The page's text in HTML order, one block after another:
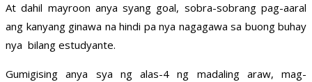
At dahil mayroon anya syang goal, sobra-sobrang pag-aaral
ang kanyang ginawa na hindi pa nya nagagawa sa buong buhay
nya bilang estudyante.
Gumigising anya sya ng alas-4 ng madaling araw, mag-